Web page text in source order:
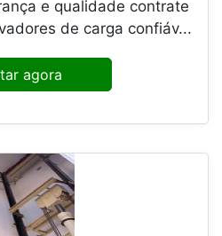
e qualidade contrate
de carga confiáv...
agora